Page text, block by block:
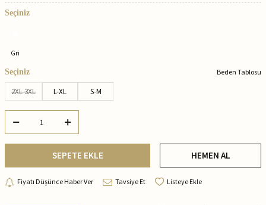
Seçiniz
Gri
Seçiniz Beden Tablosu
2XL-3XL L-XL S-M
SEPETE EKLE HEMEN AL
Fiyatı Düşünce Haber Ver Tavsiye Et Listeye Ekle